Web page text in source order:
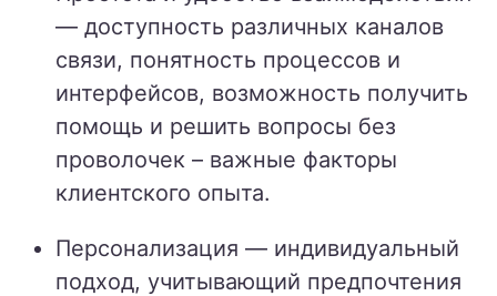
— доступность различных каналов
связи, понятность процессов и
интерфейсов, возможность получить
помощь и решить вопросы без
проволочек – важные факторы
клиентского опыта.
Персонализация — индивидуальный
подход, учитывающий предпочтения